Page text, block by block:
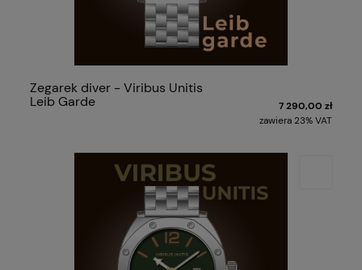
Zegarek diver - Viribus Unitis
Leib Garde
7 290,00 zł
zawiera 23% VAT